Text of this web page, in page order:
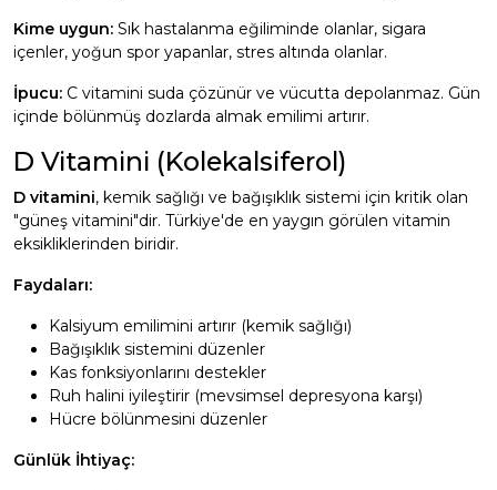
Kime uygun: Sık hastalanma eğiliminde olanlar, sigara
içenler, yoğun spor yapanlar, stres altında olanlar.
İpucu: C vitamini suda çözünür ve vücutta depolanmaz. Gün
içinde bölünmüş dozlarda almak emilimi artırır.
D Vitamini (Kolekalsiferol)
D vitamini, kemik sağlığı ve bağışıklık sistemi için kritik olan
"güneş vitamini"dir. Türkiye'de en yaygın görülen vitamin
eksikliklerinden biridir.
Faydaları:
Kalsiyum emilimini artırır (kemik sağlığı)
Bağışıklık sistemini düzenler
Kas fonksiyonlarını destekler
Ruh halini iyileştirir (mevsimsel depresyona karşı)
Hücre bölünmesini düzenler
Günlük İhtiyaç: